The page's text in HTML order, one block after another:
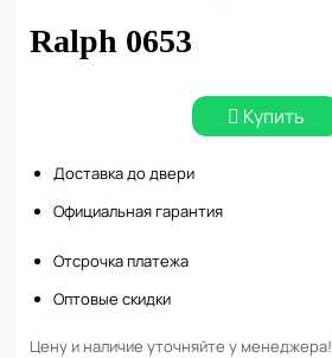
Ralph 0653
Купить
Доставка до двери
Официальная гарантия
Отсрочка платежа
Оптовые скидки
Цену и наличие уточняйте у менеджера!